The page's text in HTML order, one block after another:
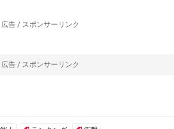
広告 / スポンサーリンク
広告 / スポンサーリンク